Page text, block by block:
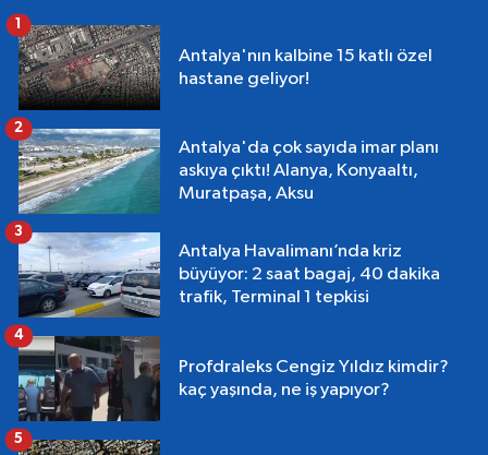
Antalya'nın kalbine 15 katlı özel
hastane geliyor!
1
Antalya'da çok sayıda imar planı
askıya çıktı! Alanya, Konyaaltı,
Muratpaşa, Aksu
2
Antalya Havalimanı’nda kriz
büyüyor: 2 saat bagaj, 40 dakika
trafik, Terminal 1 tepkisi
3
Profdraleks Cengiz Yıldız kimdir?
kaç yaşında, ne iş yapıyor?
4
5